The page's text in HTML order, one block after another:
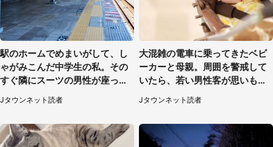
駅のホームでめまいがして、し
ゃがみこんだ中学生の私。その
すぐ隣にスーツの男性が座って
きて（千葉県・20代女性）
Jタウンネット読者
大混雑の電車に乗ってきたベビ
ーカーと母親。周囲を警戒して
いたら、若い男性客が思いもよ
らぬ行動に（東京都・50代女
性）
Jタウンネット読者